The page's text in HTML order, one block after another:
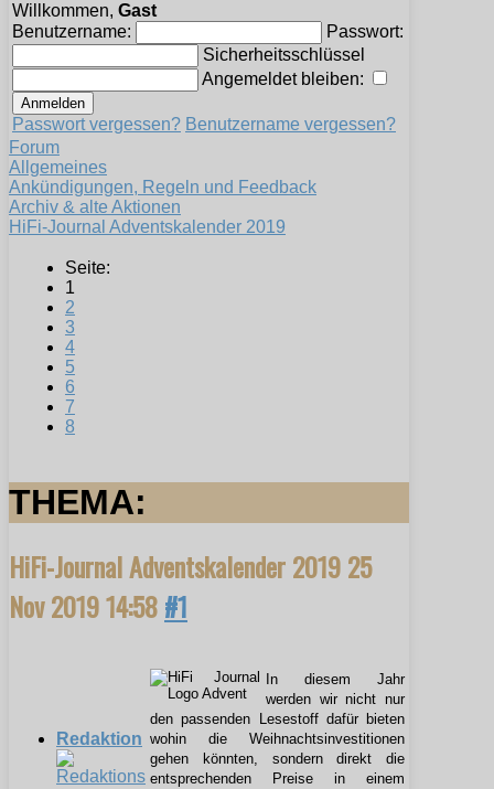
Willkommen, Gast
Benutzername:
Passwort:
Sicherheitsschlüssel
Angemeldet bleiben:
Passwort vergessen? Benutzername vergessen?
Forum
Allgemeines
Ankündigungen, Regeln und Feedback
Archiv & alte Aktionen
HiFi-Journal Adventskalender 2019
Seite:
1
2
3
4
5
6
7
8
THEMA:
HiFi-Journal Adventskalender 201925
Nov 2019 14:58#1
Redaktion
In diesem Jahr
werden wir nicht nur
den passenden Lesestoff dafür bieten
wohin die Weihnachtsinvestitionen
gehen könnten, sondern direkt die
entsprechenden Preise in einem